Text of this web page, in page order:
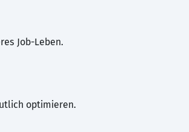
Job-Leben.
optimieren.